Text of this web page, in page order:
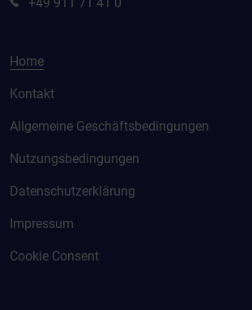
Home
Kontakt
Allgemeine Geschäftsbedingungen
Nutzungsbedingungen
Datenschutzerklärung
Impressum
Cookie Consent